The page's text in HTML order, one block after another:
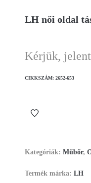
LH női oldal
Kérjük,
CIKKSZÁM: 2652-653
Kategóriák: Műbőr,
Termék márka: LH